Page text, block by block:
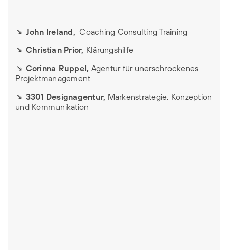
↘ John Ireland, Coaching Consulting Training
↘ Christian Prior, Klärungshilfe
↘ Corinna Ruppel, Agentur für unerschrockenes
Projektmanagement
↘ 3301 Designagentur, Markenstrategie, Konzeption
und Kommunikation